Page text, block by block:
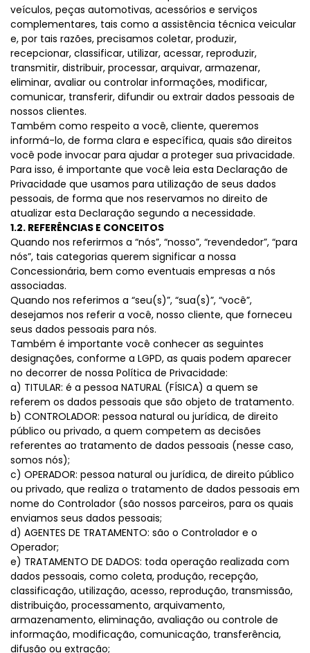
veículos, peças automotivas, acessórios e serviços
complementares, tais como a assistência técnica veicular
e, por tais razões, precisamos coletar, produzir,
recepcionar, classificar, utilizar, acessar, reproduzir,
transmitir, distribuir, processar, arquivar, armazenar,
eliminar, avaliar ou controlar informações, modificar,
comunicar, transferir, difundir ou extrair dados pessoais de
nossos clientes.
Também como respeito a você, cliente, queremos
informá-lo, de forma clara e específica, quais são direitos
você pode invocar para ajudar a proteger sua privacidade.
Para isso, é importante que você leia esta Declaração de
Privacidade que usamos para utilização de seus dados
pessoais, de forma que nos reservamos no direito de
atualizar esta Declaração segundo a necessidade.
1.2. REFERÊNCIAS E CONCEITOS
Quando nos referirmos a “nós”, “nosso”, “revendedor”, “para
nós”, tais categorias querem significar a nossa
Concessionária, bem como eventuais empresas a nós
associadas.
Quando nos referimos a “seu(s)”, “sua(s)”, “você”,
desejamos nos referir a você, nosso cliente, que forneceu
seus dados pessoais para nós.
Também é importante você conhecer as seguintes
designações, conforme a LGPD, as quais podem aparecer
no decorrer de nossa Política de Privacidade:
a) TITULAR: é a pessoa NATURAL (FÍSICA) a quem se
referem os dados pessoais que são objeto de tratamento.
b) CONTROLADOR: pessoa natural ou jurídica, de direito
público ou privado, a quem competem as decisões
referentes ao tratamento de dados pessoais (nesse caso,
somos nós);
c) OPERADOR: pessoa natural ou jurídica, de direito público
ou privado, que realiza o tratamento de dados pessoais em
nome do Controlador (são nossos parceiros, para os quais
enviamos seus dados pessoais;
d) AGENTES DE TRATAMENTO: são o Controlador e o
Operador;
e) TRATAMENTO DE DADOS: toda operação realizada com
dados pessoais, como coleta, produção, recepção,
classificação, utilização, acesso, reprodução, transmissão,
distribuição, processamento, arquivamento,
armazenamento, eliminação, avaliação ou controle de
informação, modificação, comunicação, transferência,
difusão ou extração;